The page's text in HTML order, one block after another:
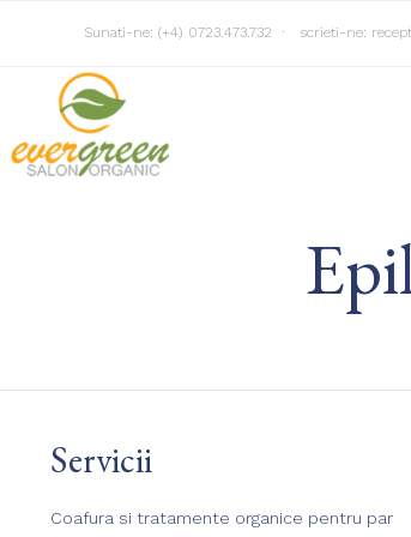
Sunati-ne: (+4) 0723.473.732 ∙ scrieti-ne:
Servicii
Coafura si tratamente organice pentru par